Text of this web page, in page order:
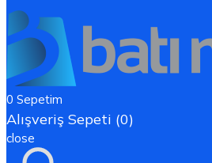
0 Sepetim
Alışveriş Sepeti (0)
close